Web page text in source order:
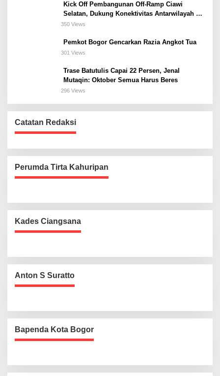
Kick Off Pembangunan Off-Ramp Ciawi
Selatan, Dukung Konektivitas Antarwilayah di
Bogor Selatan
350 Views
Pemkot Bogor Gencarkan Razia Angkot Tua
301 Views
Trase Batutulis Capai 22 Persen, Jenal
Mutaqin: Oktober Semua Harus Beres
296 Views
Catatan Redaksi
Perumda Tirta Kahuripan
Kades Ciangsana
Anton S Suratto
Bapenda Kota Bogor